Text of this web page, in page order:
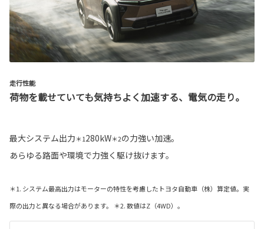
走行性能
荷物を載せていても気持ちよく加速する、電気の走り。
最大システム出力＊1280kW＊2の力強い加速。
あらゆる路面や環境で力強く駆け抜けます。
＊1. システム最高出力はモーターの特性を考慮したトヨタ自動車（株）算定値。実
際の出力と異なる場合があります。 ＊2. 数値はZ（4WD）。